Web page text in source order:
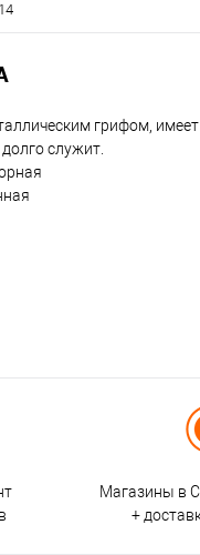
грифом,
служит.
Магазины в
+